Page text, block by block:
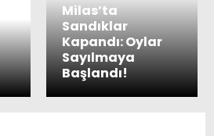
Milas’ta
Sandıklar
Kapandı: Oylar
Sayılmaya
Başlandı!